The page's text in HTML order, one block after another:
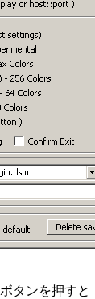
タンを押すと